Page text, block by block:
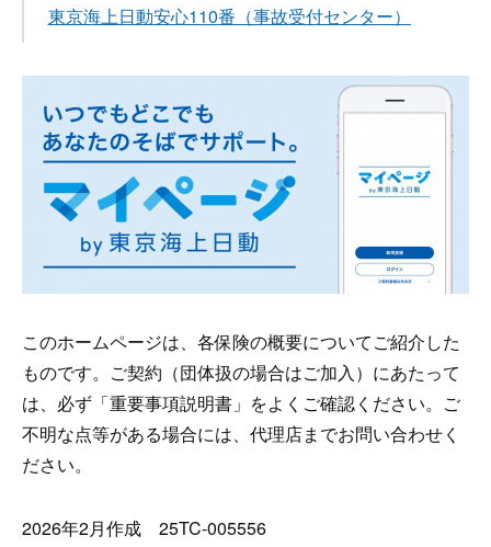
東京海上日動安心110番 （事故受付センター）
このホームページは、各保険の概要についてご紹介した
ものです。ご契約（団体扱の場合はご加入）にあたって
は、必ず「重要事項説明書」をよくご確認ください。ご
不明な点等がある場合には、代理店までお問い合わせく
ださい。
2026年2月作成 25TC-005556